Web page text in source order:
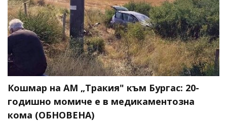
Кошмар на АМ „Тракия" към Бургас: 20-
годишно момиче е в медикаментозна
кома (ОБНОВЕНА)